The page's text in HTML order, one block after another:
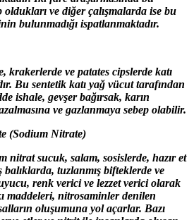
oldukları ve diğer çalışmalarda ise bu
bulunmadığı ispatlanmaktadır.
krakerlerde ve patates cipslerde katı
Bu sentetik katı yağ vücut tarafından
ishale, gevşer bağırsak, karın
ve gazlanmaya sebep olabilir.
(Sodium Nitrate)
nitrat sucuk, salam, sosislerde, hazır et
tuzlanmış bifteklerde ve
renk verici ve lezzet verici olarak
maddeleri, nitrosaminler denilen
oluşumuna yol açarlar. Bazı